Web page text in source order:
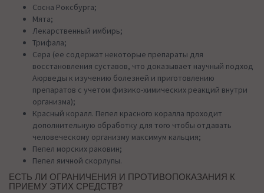
Сосна Роксбурга;
Мята;
Лекарственный имбирь;
Трифала;
Сера (ее содержат некоторые препараты для
восстановления суставов, что доказывает научный подход
Аюрведы к изучению болезней и приготовлению
препаратов с учетом физико-химических реакций внутри
организма);
Красный коралл. Пепел красного коралла проходит
дополнительную обработку для того чтобы отдавать
человеческому организму максимум кальция;
Пепел морских раковин;
Пепел яичной скорлупы.
ЕСТЬ ЛИ ОГРАНИЧЕНИЯ И ПРОТИВОПОКАЗАНИЯ К
ПРИЕМУ ЭТИХ СРЕДСТВ?